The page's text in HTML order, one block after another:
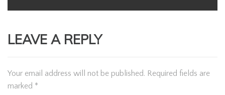
LEAVE A REPLY
Your email address will not be published. Required fields are
marked *